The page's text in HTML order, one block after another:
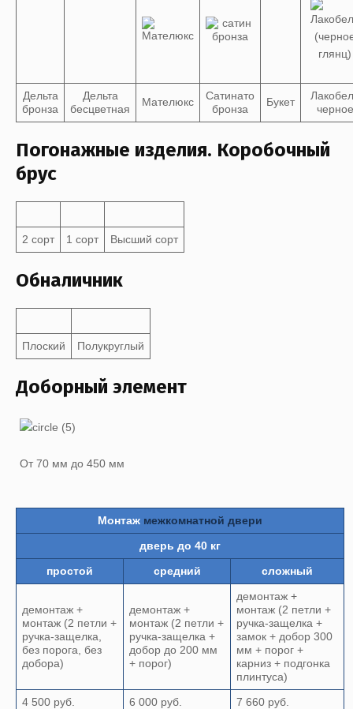
Дельта
бронза
Дельта
бесцветная
Мателюкс
Сатинато
бронза
Букет
черное
Погонажные изделия. Коробочный
брус
2 сорт 1 сорт Высший сорт
Обналичник
Плоский Полукруглый
Доборный элемент
От 70 мм до 450 мм
Монтаж межкомнатной двери
дверь до 40 кг
простой
средний сложный
демонтаж +
монтаж (2 петли +
ручка-защелка,
без порога, без
добора)
демонтаж +
монтаж (2 петли +
ручка-защелка +
добор до 200 мм
+ порог)
демонтаж +
монтаж (2 петли +
ручка-защелка +
замок + добор 300
мм + порог +
карниз + подгонка
плинтуса)
4 500 руб.
6 000 руб.
7 660 руб.